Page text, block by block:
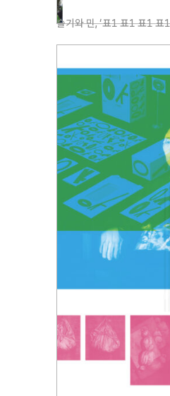
슬기와 민, ‘표1 표1 표1 표